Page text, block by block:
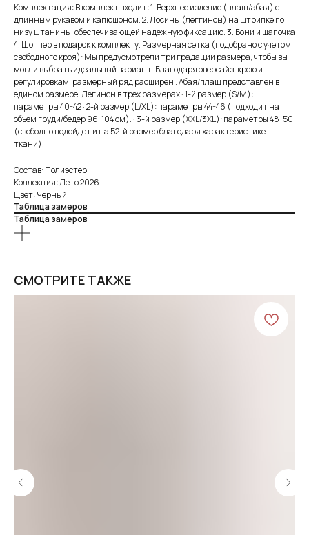
Комплектация: В комплект входит: 1. Верхнее изделие (плащ/абая) с
длинным рукавом и капюшоном. 2. Лосины (леггинсы) на штрипке по
низу штанины, обеспечивающей надежную фиксацию. 3. Бони и шапочка
4. Шоппер в подарок к комплекту. Размерная сетка (подобрано с учетом
свободного кроя): Мы предусмотрели три градации размера, чтобы вы
могли выбрать идеальный вариант. Благодаря оверсайз-крою и
регулировкам, размерный ряд расширен . Абая/плащ представлен в
едином размере. Легинсы в трех размерах · 1-й размер (S/M):
параметры 40-42 · 2-й размер (L/XL): параметры 44-46 (подходит на
объем груди/бедер 96-104 см). · 3-й размер (XXL/3XL): параметры 48-50
(свободно подойдет и на 52-й размер благодаря характеристике
ткани).
Состав: Полиэстер
Коллекция: Лето 2026
Цвет: Черный
Таблица замеров
Таблица замеров
СМОТРИТЕ ТАКЖЕ